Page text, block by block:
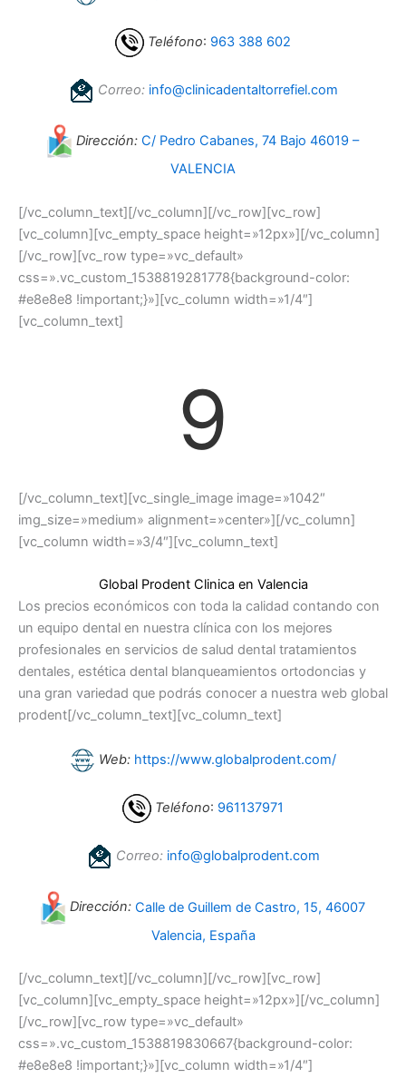
Teléfono: 963 388 602
Correo: info@clinicadentaltorrefiel.com
Dirección: C/ Pedro Cabanes, 74 Bajo 46019 –
VALENCIA
[/vc_column_text][/vc_column][/vc_row][vc_row]
[vc_column][vc_empty_space height=»12px»][/vc_column]
[/vc_row][vc_row type=»vc_default»
css=».vc_custom_1538819281778{background-color:
#e8e8e8 !important;}»][vc_column width=»1/4″]
[vc_column_text]
9
[/vc_column_text][vc_single_image image=»1042″
img_size=»medium» alignment=»center»][/vc_column]
[vc_column width=»3/4″][vc_column_text]
Global Prodent Clinica en Valencia
Los precios económicos con toda la calidad contando con
un equipo dental en nuestra clínica con los mejores
profesionales en servicios de salud dental tratamientos
dentales, estética dental blanqueamientos ortodoncias y
una gran variedad que podrás conocer a nuestra web global
prodent[/vc_column_text][vc_column_text]
Web: https://www.globalprodent.com/
Teléfono: 961137971
Correo: info@globalprodent.com
Dirección: Calle de Guillem de Castro, 15, 46007
Valencia, España
[/vc_column_text][/vc_column][/vc_row][vc_row]
[vc_column][vc_empty_space height=»12px»][/vc_column]
[/vc_row][vc_row type=»vc_default»
css=».vc_custom_1538819830667{background-color:
#e8e8e8 !important;}»][vc_column width=»1/4″]